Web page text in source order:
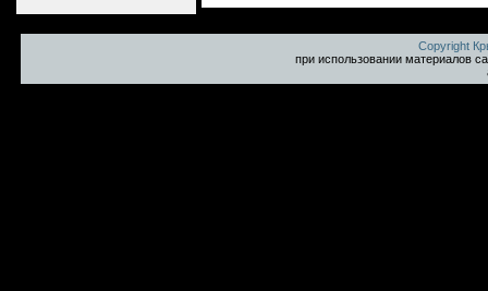
Copyright
при использовании материалов